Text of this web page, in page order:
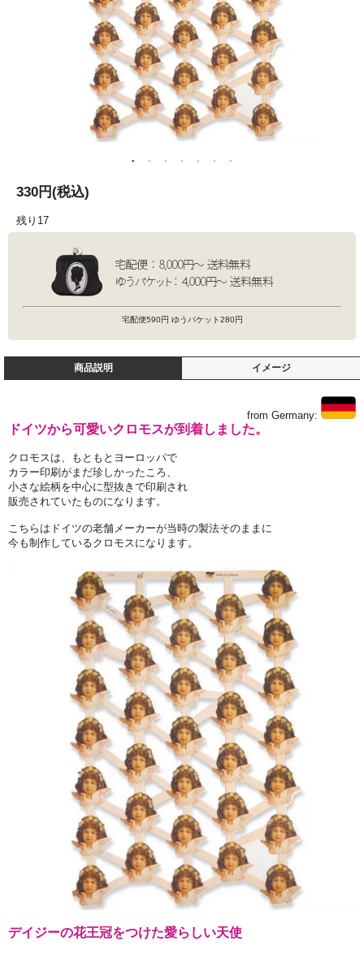
330円(税込)
残り17
宅配便590円 ゆうパケット280円
商品説明 イメージ
from Germany:
ドイツから可愛いクロモスが到着しました。
クロモスは、もともとヨーロッパで
カラー印刷がまだ珍しかったころ、
小さな絵柄を中心に型抜きで印刷され
販売されていたものになります。
こちらはドイツの老舗メーカーが当時の製法そのままに
今も制作しているクロモスになります。
デイジーの花王冠をつけた愛らしい天使